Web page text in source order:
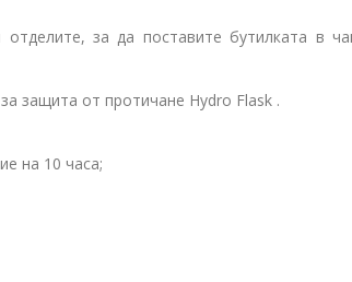
за да поставите бутилката в
защита от протичане Hydro Flask .
на 10 часа;